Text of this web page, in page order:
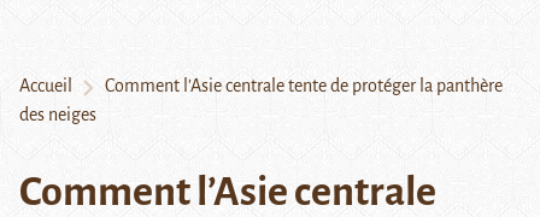
Accueil
Comment l’Asie centrale tente de protéger la panthère
des neiges
Comment l’Asie centrale